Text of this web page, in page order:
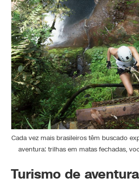
Cada vez mais brasileiros têm buscado
aventura: trilhas em matas fechadas,
Turismo de